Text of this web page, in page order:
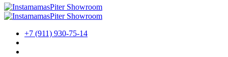
+7 (911) 930-75-14